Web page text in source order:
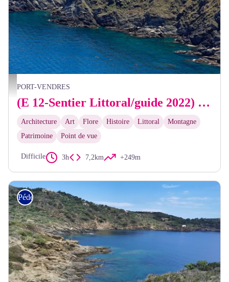
Frédéric Hédelin
PORT-VENDRES
(E 12-Sentier Littoral/guide 2022) Office de Tourisme de Port-Vendres - Paulilles
Architecture Art Flore Histoire Littoral
Montagne
Patrimoine
Point de vue
Difficile 3h 7,2km +249m
Pédestre